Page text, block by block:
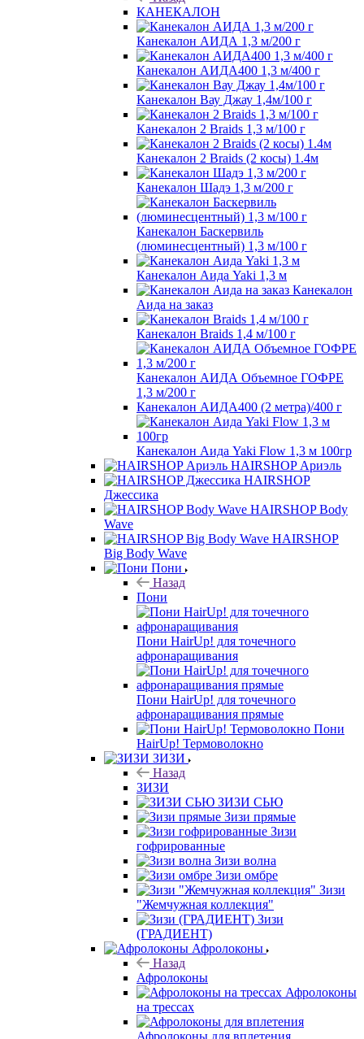
КАНЕКАЛОН
Канекалон АИДА 1,3 м/200 г
Канекалон АИДА400 1,3 м/400 г
Канекалон Вау Джау 1,4м/100 г
Канекалон 2 Braids 1,3 м/100 г
Канекалон 2 Braids (2 косы) 1.4м
Канекалон Шадэ 1,3 м/200 г
Канекалон Баскервиль
(люминесцентный) 1,3 м/100 г
Канекалон Аида Yaki 1,3 м
Канекалон
Аида на заказ
Канекалон Braids 1,4 м/100 г
Канекалон АИДА Объемное ГОФРЕ
1,3 м/200 г
Канекалон АИДА400 (2 метра)/400 г
Канекалон Аида Yaki Flow 1,3 м 100гр
HAIRSHOP Ариэль
HAIRSHOP
Джессика
HAIRSHOP Body
Wave
HAIRSHOP
Big Body Wave
Пони
Назад
Пони
Пони HairUp! для точечного
афронаращивания
Пони HairUp! для точечного
афронаращивания прямые
Пони
HairUp! Термоволокно
ЗИЗИ
Назад
ЗИЗИ
ЗИЗИ СЬЮ
Зизи прямые
Зизи
гофрированные
Зизи волна
Зизи омбре
Зизи
"Жемчужная коллекция"
Зизи
(ГРАДИЕНТ)
Афролоконы
Назад
Афролоконы
Афролоконы
на трессах
Афролоконы для вплетения